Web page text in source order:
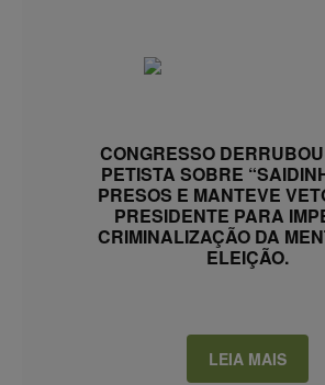
CONGRESSO
PETISTA SOBRE
PRESOS E MANTEVE
PRESIDENTE PARA
CRIMINALIZAÇÃO DA
ELEIÇÃO.
LEIA MAIS